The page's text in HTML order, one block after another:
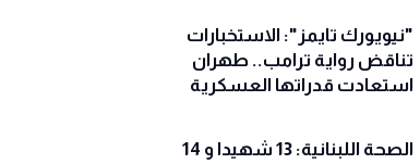
"نيويورك تايمز": الاستخبارات
تناقض رواية ترامب.. طهران
استعادت قدراتها العسكرية
الصحة اللبنانية: 13 شهيدا و 14